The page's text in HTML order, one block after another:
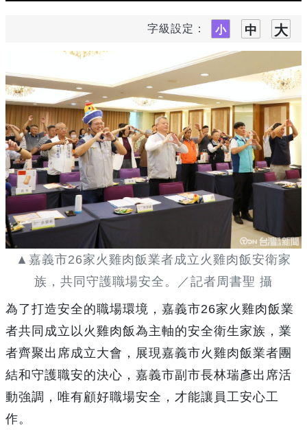
字級設定：
▲嘉義市26家火雞肉飯業者成立火雞肉飯安衛家
族，共同守護職場安全。／記者周書聖 攝
為了打造安全的職場環境，嘉義市26家火雞肉飯業
者共同成立以火雞肉飯為主軸的安全衛生家族，業
者齊聚出席成立大會，展現嘉義市火雞肉飯業者團
結和守護職安的決心，嘉義市副市長林瑞彥出席活
動強調，唯有顧好職場安全，才能讓員工安心工
作。